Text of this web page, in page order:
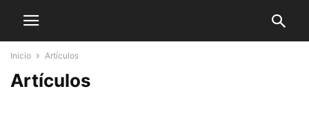
Inicio Artículos
Artículos